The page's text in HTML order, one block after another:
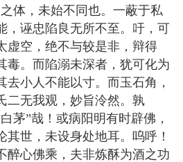
体，未始不同也。一蔽于私
，诬忠陷良无所不至。吁，可
虚空，绝不与较是非，辩得
毒。而陷溺未深者，犹可化为
去小人不能以寸。而玉石角，
二无我观，妙旨泠然。孰
茅”哉！或病阳明有时辟佛，
其世，未设身处地耳。呜呼！
醉心佛乘，夫非炼酥为酒之功